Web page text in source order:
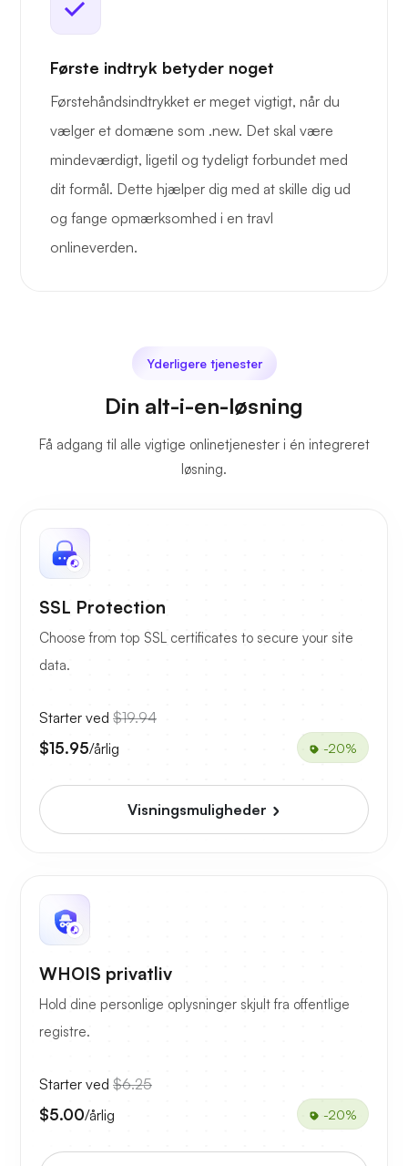
Første indtryk betyder noget
Førstehåndsindtrykket er meget vigtigt, når du
vælger et domæne som .new. Det skal være
mindeværdigt, ligetil og tydeligt forbundet med
dit formål. Dette hjælper dig med at skille dig ud
og fange opmærksomhed i en travl
onlineverden.
Yderligere tjenester
Din alt-i-en-løsning
Få adgang til alle vigtige onlinetjenester i én integreret
løsning.
SSL Protection
Choose from top SSL certificates to secure your site
data.
Starter ved $19.94
$15.95/årlig -20%
Visningsmuligheder
WHOIS privatliv
Hold dine personlige oplysninger skjult fra offentlige
registre.
Starter ved $6.25
$5.00/årlig -20%